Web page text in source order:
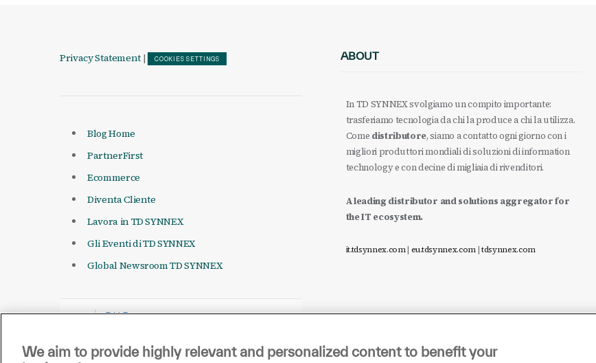
Privacy Statement | COOKIES SETTINGS
Blog Home
PartnerFirst
Ecommerce
Diventa Cliente
Lavora in TD SYNNEX
Gli Eventi di TD SYNNEX
Global Newsroom TD SYNNEX
ABOUT
In TD SYNNEX svolgiamo un compito importante:
trasferiamo tecnologia da chi la produce a chi la utilizza.
Come distributore, siamo a contatto ogni giorno con i
migliori produttori mondiali di soluzioni di information
technology e con decine di migliaia di rivenditori.
A leading distributor and solutions aggregator for
the IT ecosystem.
it.tdsynnex.com| eu.tdsynnex.com|tdsynnex.com
We aim to provide highly relevant and personalized content to benefit your